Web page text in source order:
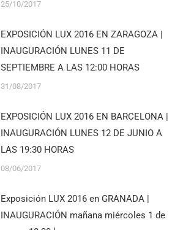
25/10/2017
EXPOSICIÓN LUX 2016 EN ZARAGOZA |
INAUGURACIÓN LUNES 11 DE
SEPTIEMBRE A LAS 12:00 HORAS
31/08/2017
EXPOSICIÓN LUX 2016 EN BARCELONA |
INAUGURACIÓN LUNES 12 DE JUNIO A
LAS 19:30 HORAS
08/06/2017
Exposición LUX 2016 en GRANADA |
INAUGURACIÓN mañana miércoles 1 de